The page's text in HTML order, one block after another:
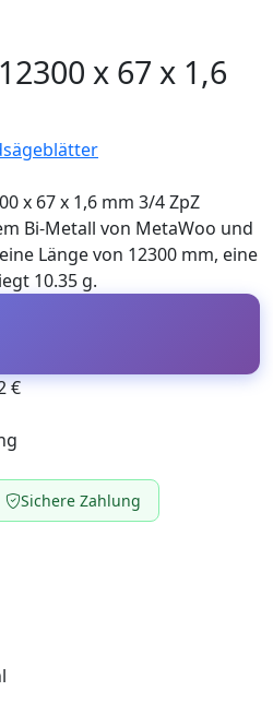
x 67 x 1,6
x 67 x 1,6 mm 3/4 ZpZ
Bi-Metall von MetaWoo und
Länge von 12300 mm, eine
10.35 g.
€
Sichere Zahlung